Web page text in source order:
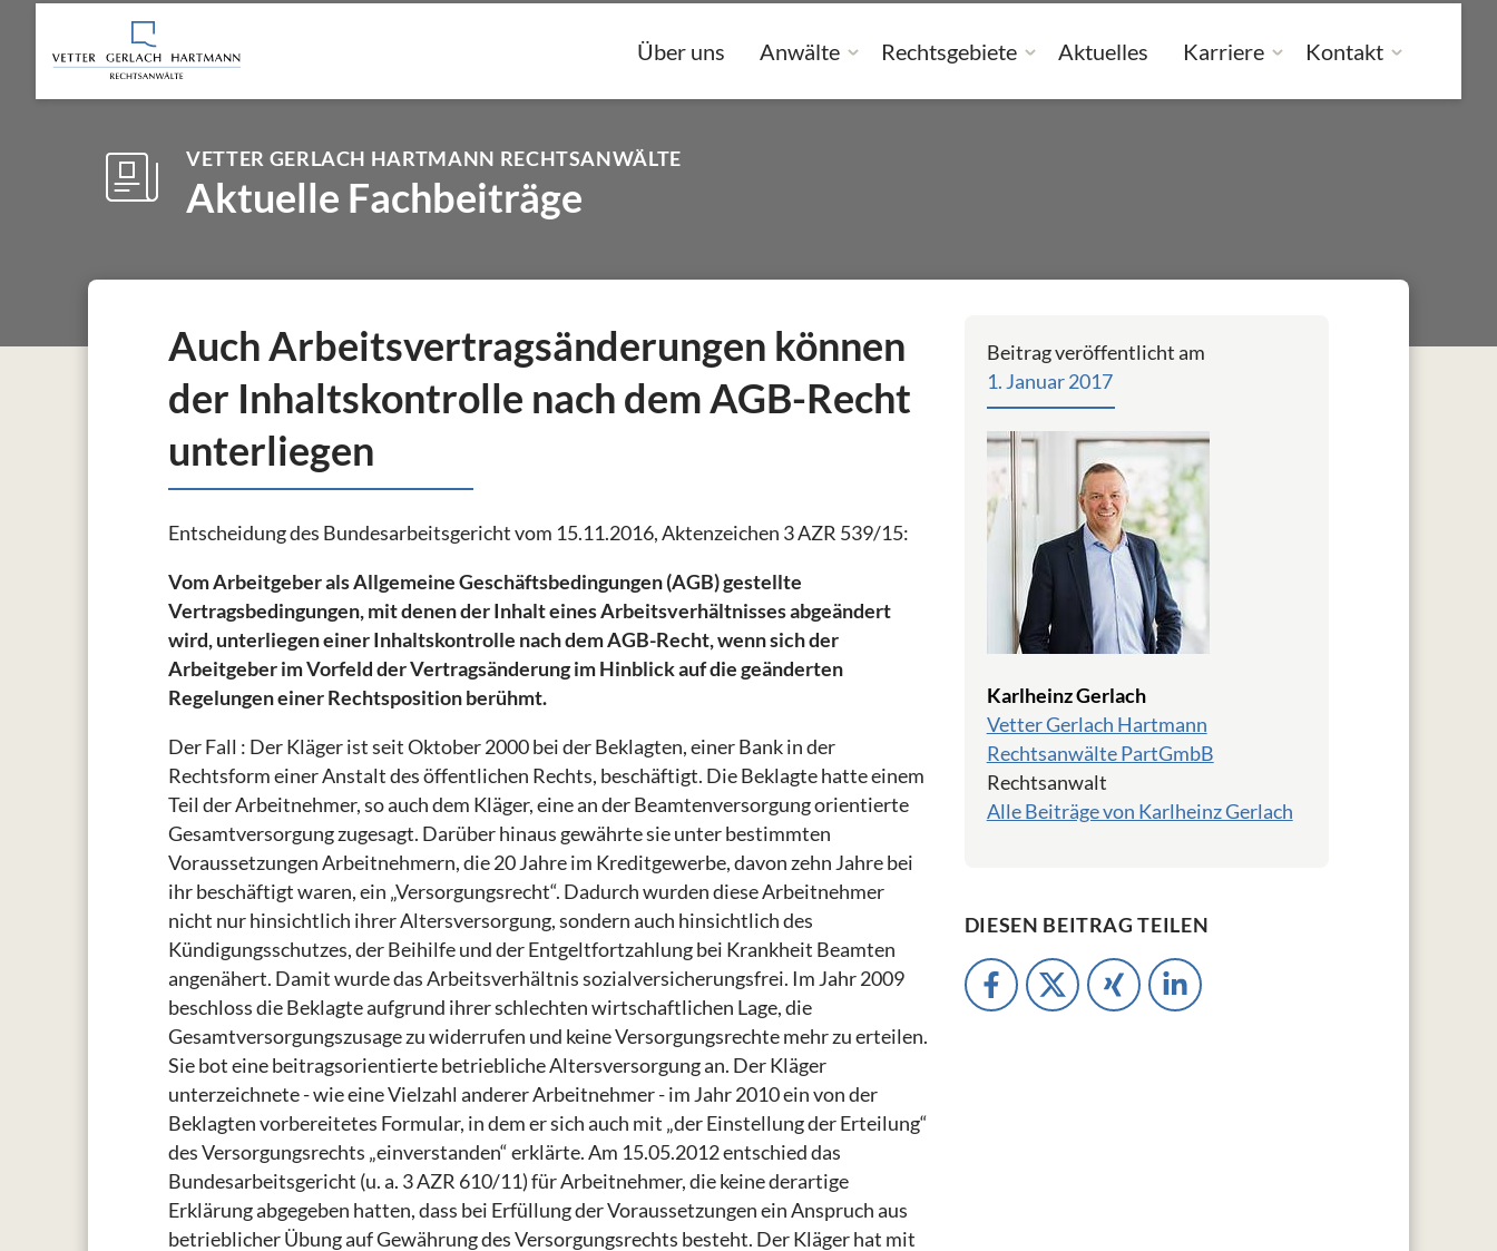
Über uns Anwälte Rechtsgebiete Aktuelles Karriere Kontakt
VETTER GERLACH HARTMANN RECHTSANWÄLTE
Aktuelle Fachbeiträge
Auch Arbeitsvertragsänderungen können
der Inhaltskontrolle nach dem AGB-Recht
unterliegen
Entscheidung des Bundesarbeitsgericht vom 15.11.2016, Aktenzeichen 3 AZR 539/15:
Vom Arbeitgeber als Allgemeine Geschäftsbedingungen (AGB) gestellte
Vertragsbedingungen, mit denen der Inhalt eines Arbeitsverhältnisses abgeändert
wird, unterliegen einer Inhaltskontrolle nach dem AGB-Recht, wenn sich der
Arbeitgeber im Vorfeld der Vertragsänderung im Hinblick auf die geänderten
Regelungen einer Rechtsposition berühmt.
Der Fall : Der Kläger ist seit Oktober 2000 bei der Beklagten, einer Bank in der
Rechtsform einer Anstalt des öffentlichen Rechts, beschäftigt. Die Beklagte hatte einem
Teil der Arbeitnehmer, so auch dem Kläger, eine an der Beamtenversorgung orientierte
Gesamtversorgung zugesagt. Darüber hinaus gewährte sie unter bestimmten
Voraussetzungen Arbeitnehmern, die 20 Jahre im Kreditgewerbe, davon zehn Jahre bei
ihr beschäftigt waren, ein „Versorgungsrecht“. Dadurch wurden diese Arbeitnehmer
nicht nur hinsichtlich ihrer Altersversorgung, sondern auch hinsichtlich des
Kündigungsschutzes, der Beihilfe und der Entgeltfortzahlung bei Krankheit Beamten
angenähert. Damit wurde das Arbeitsverhältnis sozialversicherungsfrei. Im Jahr 2009
beschloss die Beklagte aufgrund ihrer schlechten wirtschaftlichen Lage, die
Gesamtversorgungszusage zu widerrufen und keine Versorgungsrechte mehr zu erteilen.
Sie bot eine beitragsorientierte betriebliche Altersversorgung an. Der Kläger
unterzeichnete - wie eine Vielzahl anderer Arbeitnehmer - im Jahr 2010 ein von der
Beklagten vorbereitetes Formular, in dem er sich auch mit „der Einstellung der Erteilung“
des Versorgungsrechts „einverstanden“ erklärte. Am 15.05.2012 entschied das
Bundesarbeitsgericht (u. a. 3 AZR 610/11) für Arbeitnehmer, die keine derartige
Erklärung abgegeben hatten, dass bei Erfüllung der Voraussetzungen ein Anspruch aus
betrieblicher Übung auf Gewährung des Versorgungsrechts besteht. Der Kläger hat mit
Beitrag veröffentlicht am
1. Januar 2017
Karlheinz Gerlach
Vetter Gerlach Hartmann
Rechtsanwälte PartGmbB
Rechtsanwalt
Alle Beiträge von Karlheinz Gerlach
DIESEN BEITRAG TEILEN